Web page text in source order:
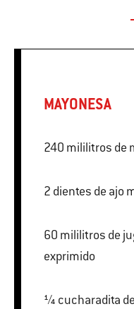
MAYONESA
240
2 dientes de ajo
60 mililitros de jugo de naranja recién
exprimido
¼